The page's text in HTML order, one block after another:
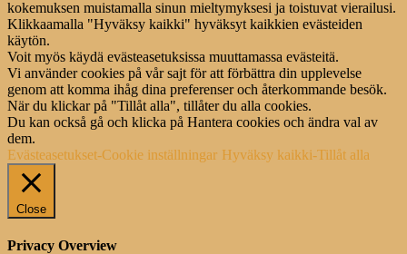
kokemuksen muistamalla sinun mieltymyksesi ja toistuvat vierailusi.
Klikkaamalla "Hyväksy kaikki" hyväksyt kaikkien evästeiden
käytön.
Voit myös käydä evästeasetuksissa muuttamassa evästeitä.
Vi använder cookies på vår sajt för att förbättra din upplevelse
genom att komma ihåg dina preferenser och återkommande besök.
När du klickar på "Tillåt alla", tillåter du alla cookies.
Du kan också gå och klicka på Hantera cookies och ändra val av
dem.
Evästeasetukset-Cookie inställningar Hyväksy kaikki-Tillåt alla
Close
Privacy Overview